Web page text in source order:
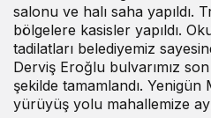
salonu ve halı saha yapıldı.
bölgelere kasisler yapıldı.
tadilatları belediyemiz
Derviş Eroğlu bulvarımız
şekilde tamamlandı.
yürüyüş yolu mahallemize